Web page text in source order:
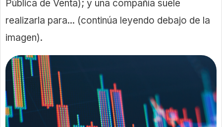
Pública de Venta); y una compañía suele
realizarla para... (continúa leyendo debajo de la
imagen).